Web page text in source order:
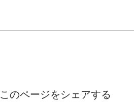
このページをシェアする